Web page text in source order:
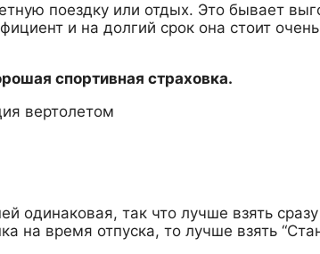
поездку или отдых. Это бывает
и на долгий срок она стоит
спортивная страховка.
вертолетом
одинаковая, так что лучше взять
на время отпуска, то лучше взять